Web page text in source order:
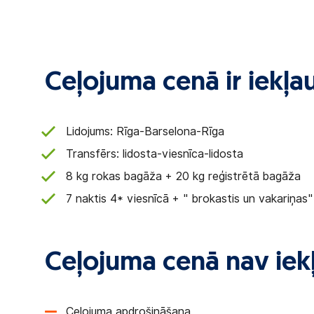
Ceļojuma cenā ir
Lidojums: Rīga-Barselona-Rīga
Transfērs: lidosta-viesnīca-lidosta
8 kg rokas bagāža + 20 kg reģistrētā bagāža
7 naktis 4* viesnīcā + " brokastis un vakariņas"
Ceļojuma cenā nav